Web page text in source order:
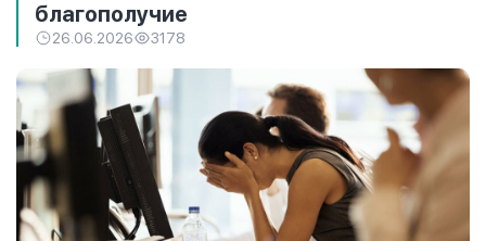
благополучие
26.06.2026 3178